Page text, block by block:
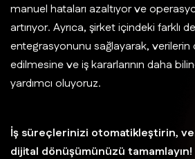
manuel hataları azaltıyor ve
artırıyor. Ayrıca, şirket içindeki farklı
entegrasyonunu sağlayarak, verilerin
edilmesine ve iş kararlarının daha
yardımcı oluyoruz.
İş süreçlerinizi otomatikleştirin,
dijital dönüşümünüzü tamamlayın!